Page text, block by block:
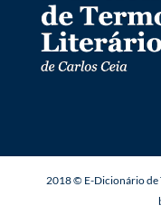
2018 © E-Dicionário de